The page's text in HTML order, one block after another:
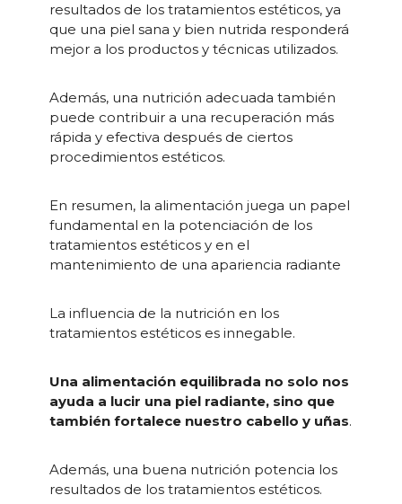
resultados de los tratamientos estéticos, ya
que una piel sana y bien nutrida responderá
mejor a los productos y técnicas utilizados.
Además, una nutrición adecuada también
puede contribuir a una recuperación más
rápida y efectiva después de ciertos
procedimientos estéticos.
En resumen, la alimentación juega un papel
fundamental en la potenciación de los
tratamientos estéticos y en el
mantenimiento de una apariencia radiante
La influencia de la nutrición en los
tratamientos estéticos es innegable.
Una alimentación equilibrada no solo nos
ayuda a lucir una piel radiante, sino que
también fortalece nuestro cabello y uñas.
Además, una buena nutrición potencia los
resultados de los tratamientos estéticos.